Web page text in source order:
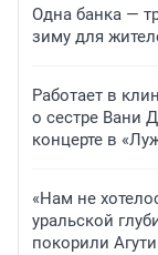
Одна банка —
зиму для
Работает в
о сестре Вани
концерте в
«Нам не
уральской
покорили